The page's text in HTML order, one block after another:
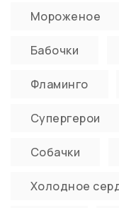
Мороженое
Бабочки
Фламинго
Супергерои
Собачки
Холодное